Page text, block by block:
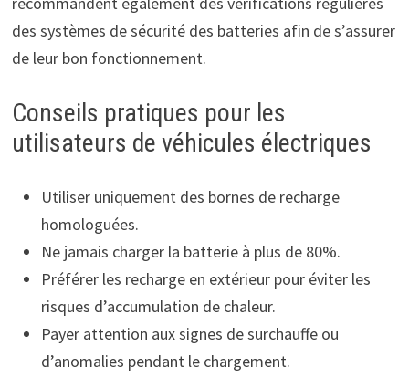
des systèmes de sécurité des batteries afin de s’assurer
de leur bon fonctionnement.
Conseils pratiques pour les
utilisateurs de véhicules électriques
Utiliser uniquement des bornes de recharge
homologuées.
Ne jamais charger la batterie à plus de 80%.
Préférer les recharge en extérieur pour éviter les
risques d’accumulation de chaleur.
Payer attention aux signes de surchauffe ou
d’anomalies pendant le chargement.